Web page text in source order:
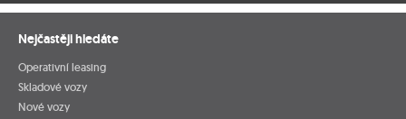
Nejčastěji hledáte
Operativní leasing
Skladové vozy
Nové vozy